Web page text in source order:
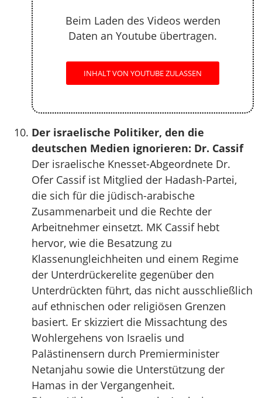
Beim Laden des Videos werden
Daten an Youtube übertragen.
INHALT VON YOUTUBE ZULASSEN
Der israelische Politiker, den die
deutschen Medien ignorieren: Dr. Cassif
Der israelische Knesset-Abgeordnete Dr.
Ofer Cassif ist Mitglied der Hadash-Partei,
die sich für die jüdisch-arabische
Zusammenarbeit und die Rechte der
Arbeitnehmer einsetzt. MK Cassif hebt
hervor, wie die Besatzung zu
Klassenungleichheiten und einem Regime
der Unterdrückerelite gegenüber den
Unterdrückten führt, das nicht ausschließlich
auf ethnischen oder religiösen Grenzen
basiert. Er skizziert die Missachtung des
Wohlergehens von Israelis und
Palästinensern durch Premierminister
Netanjahu sowie die Unterstützung der
Hamas in der Vergangenheit.